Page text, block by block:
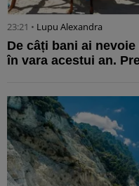
23:21 • Lupu Alexandra
De câți bani ai
în vara acestui an.